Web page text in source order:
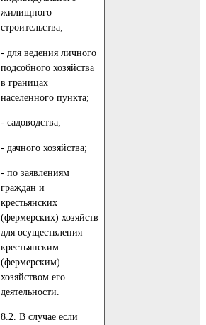
жилищного
строительства;
- для ведения личного
подсобного хозяйства
в границах
населенного пункта;
- садоводства;
- дачного хозяйства;
- по заявлениям
граждан и
крестьянских
(фермерских) хозяйств
для осуществления
крестьянским
(фермерским)
хозяйством его
деятельности.
8.2. В случае если